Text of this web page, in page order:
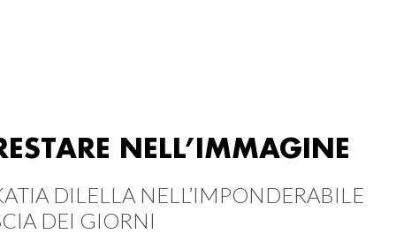
NELL’IMMAGINE
DILELLA NELL’IMPONDERABILE
DEI GIORNI